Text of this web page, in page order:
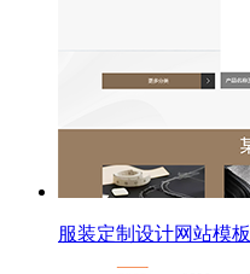
服装定制设计网站模板